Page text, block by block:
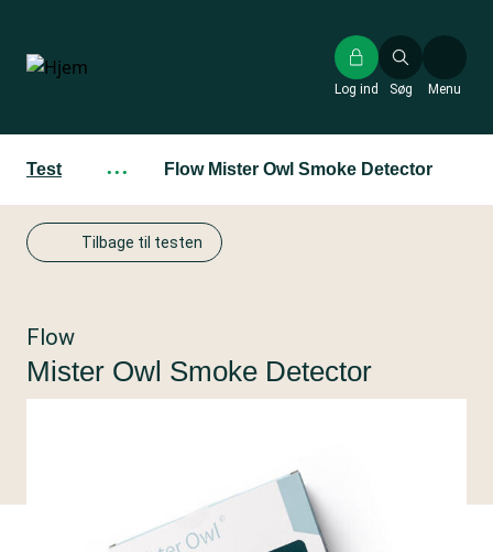
hovedindhold
Søg
Log ind Menu
Test ··· Flow Mister Owl Smoke Detector
Tilbage til testen
Flow
Mister Owl Smoke Detector